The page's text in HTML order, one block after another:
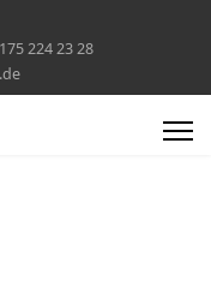
224 23 28